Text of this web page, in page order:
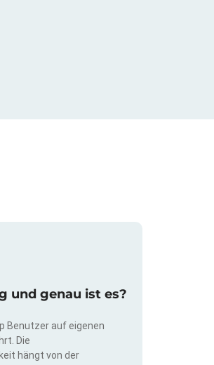
und genau ist es?
Benutzer auf eigenen
Die
hängt von der